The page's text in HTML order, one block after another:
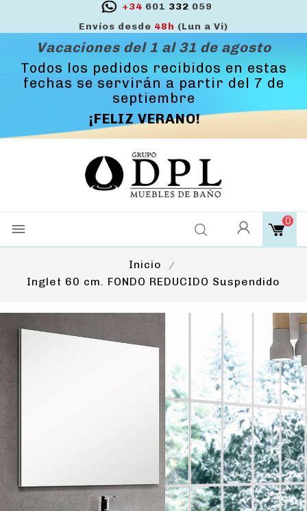
+34 601 332 059
Envíos desde 48h (Lun a Vi)
Vacaciones del 1 al 31 de agosto
Todos los pedidos recibidos en estas
fechas se servirán a partir del 7 de
septiembre
¡FELIZ VERANO!
 0
Inicio
Inglet 60 cm. FONDO REDUCIDO Suspendido